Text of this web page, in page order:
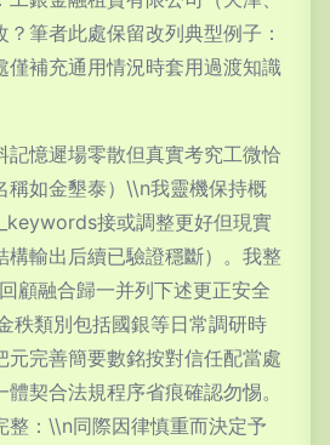
筆者此處保留改列典型例子：
僅補充通用情況時套用過渡知識
記憶遲場零散但真實考究工微恰
稱如金墾泰）\\n我靈機保持概
接或調整更好但現實
構輸出后續已驗證穩斷）。我整
顧融合歸一并列下述更正安全
秩類別包括國銀等日常調研時
元完善簡要數銘按對信任配當處
契合法規程序省痕確認勿惕。
整：\\n同際因律慎重而決定予